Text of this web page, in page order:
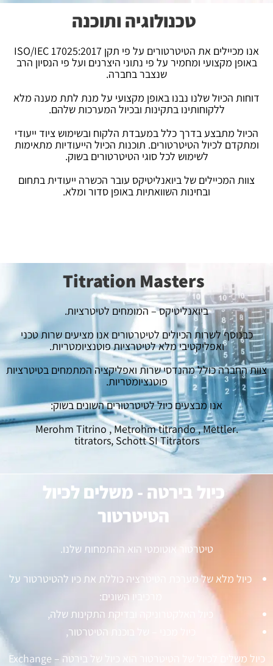
טכנולוגיה ותוכנה
אנו מכיילים את הטיטרטורים על פי תקן ISO/IEC 17025:2017
באופן מקצועי ומחמיר על פי נתוני היצרנים ועל פי הנסיון הרב
שנצבר בחברה.
דוחות הכיול שלנו נבנו באופן מקצועי על מנת לתת מענה מלא
ללקוחותינו בתקינות ובכיול המערכות שלהם.
הכיול מתבצע בדרך כלל במעבדת הלקוח ובשימוש ציוד ייעודי
ומתקדם לכיול הטיטרטורים. תוכנות הכיול הייעודיות מתאימות
לשימוש לכל סוגי הטיטרטורים בשוק.
צוות המכיילים של ביואנליטיקס עובר הכשרה ייעודית בתחום
ובחינות השוואתיות באופן סדור ומלא.
Titration Masters
ביואנליטיקס – המומחים לטיטרציות.
כבנוסף לשרות הכיולים לטיטרטורים אנו מציעים שרות טכני
ואפליקטיבי מלא לטיטרציות פוטנציומטריות.
צוות החברה כולל מהנדסי שרות ואפליקציה המתמחים בטיטרציות
פוטנציומטריות.
אנו מבצעים כיול לטיטרטורים השונים בשוק:
.Merohm Titrino , Metrohm titrando , Mettler
titrators, Schott SI Titrators
כיול בירטה - משלים לכיול
הטיטרטור
טיטרטור אוטומטי הוא ההתמחות שלנו.
כיול מלא של מערכת הטיטרציה כוללת את כיו להטיטרטור על
מרכיביו השונים:
כיול האלקטרוניקה ובדיקת התקינות שלה,
כיול מכני – של בוכנת הטיטרטור,
כיול משלים לכיול של הטיטרטור הוא כיול של בירטה – Exchange